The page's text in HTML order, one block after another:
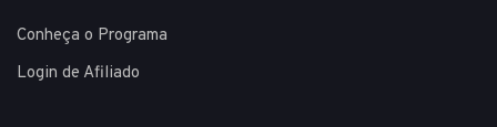
Conheça o Programa
Login de Afiliado